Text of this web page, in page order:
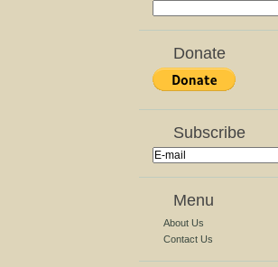
Donate
Subscribe
Menu
About Us
Contact Us